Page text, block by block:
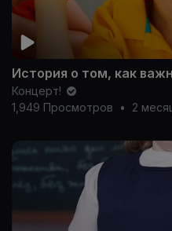
История о том, как
Концерт!
1,949 Просмотров
• 2